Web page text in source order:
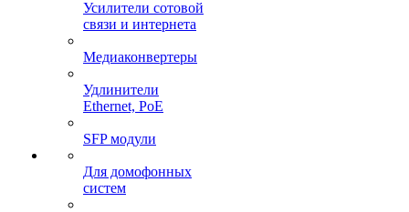
Усилители сотовой
связи и интернета
Медиаконвертеры
Удлинители
Ethernet, PoE
SFP модули
Для домофонных
систем